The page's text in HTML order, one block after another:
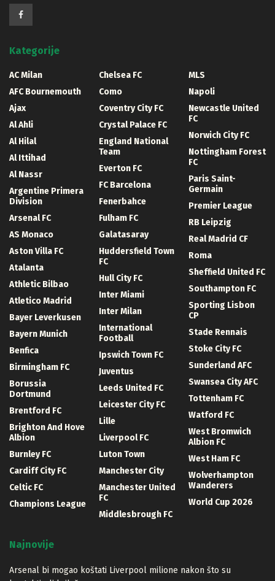
Kategorije
AC Milan
AFC Bournemouth
Ajax
Al Ahli
Al Hilal
Al Ittihad
Al Nassr
Argentine Primera
Division
Arsenal FC
AS Monaco
Aston Villa FC
Atalanta
Athletic Bilbao
Atletico Madrid
Bayer Leverkusen
Bayern Munich
Benfica
Birmingham FC
Borussia
Dortmund
Brentford FC
Brighton And Hove
Albion
Burnley FC
Cardiff City FC
Celtic FC
Champions League
Chelsea FC
Como
Coventry City FC
Crystal Palace FC
England National
Team
Everton FC
FC Barcelona
Fenerbahce
Fulham FC
Galatasaray
Huddersfield Town
FC
Hull City FC
Inter Miami
Inter Milan
International
Football
Ipswich Town FC
Juventus
Leeds United FC
Leicester City FC
Lille
Liverpool FC
Luton Town
Manchester City
Manchester United
FC
Middlesbrough FC
MLS
Napoli
Newcastle United
FC
Norwich City FC
Nottingham Forest
FC
Paris Saint-
Germain
Premier League
RB Leipzig
Real Madrid CF
Roma
Sheffield United FC
Southampton FC
Sporting Lisbon
CP
Stade Rennais
Stoke City FC
Sunderland AFC
Swansea City AFC
Tottenham FC
Watford FC
West Bromwich
Albion FC
West Ham FC
Wolverhampton
Wanderers
World Cup 2026
Najnovije
Arsenal bi mogao koštati Liverpool milione nakon što su